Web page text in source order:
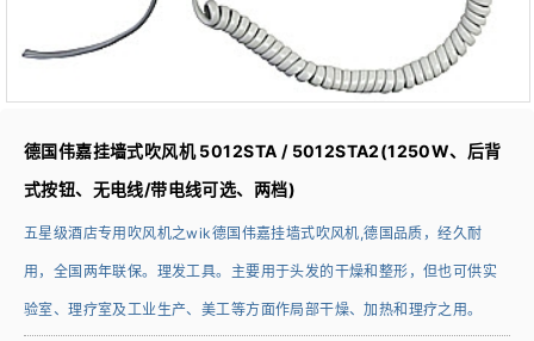
德国伟嘉挂墙式吹风机 5012STA / 5012STA2(1250W、后背
式按钮、无电线/带电线可选、两档)
五星级酒店专用吹风机之wik德国伟嘉挂墙式吹风机,德国品质，经久耐
用，全国两年联保。理发工具。主要用于头发的干燥和整形，但也可供实
验室、理疗室及工业生产、美工等方面作局部干燥、加热和理疗之用。